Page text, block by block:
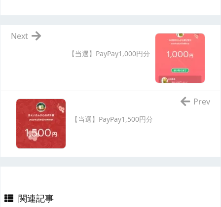
【当選】PayPay1,000円分
Next
【当選】PayPay1,500円分
Prev
関連記事